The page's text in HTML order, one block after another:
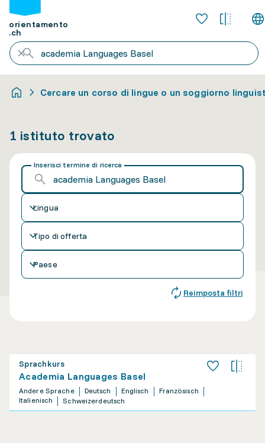
orientamento
.ch
Cercare un corso di lingue o un soggiorno
1 istituto trovato
Inserisci termine di ricerca
Lingua
Tipo di offerta
Paese
Reimposta filtri
Sprachkurs
Academia Languages Basel
Andere Sprache Deutsch Englisch
Französisch
Italienisch
Schweizerdeutsch